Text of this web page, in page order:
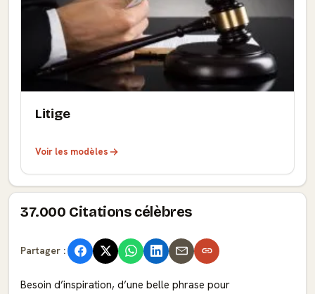
Litige
Voir les modèles
37.000 Citations célèbres
Partager :
Besoin d’inspiration, d’une belle phrase pour